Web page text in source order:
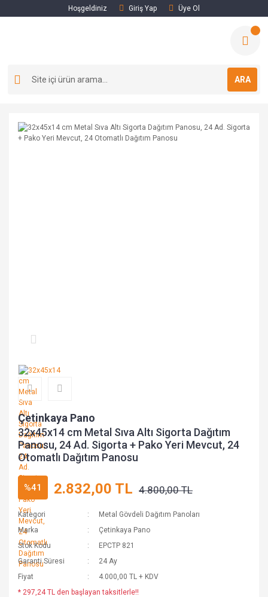
Hoşgeldiniz Giriş Yap Üye Ol
ARA
Çetinkaya Pano
32x45x14 cm Metal Sıva Altı Sigorta Dağıtım
Panosu, 24 Ad. Sigorta + Pako Yeri Mevcut, 24
Otomatlı Dağıtım Panosu
%41 2.832,00 TL 4.800,00 TL
Kategori
Metal Gövdeli Dağıtım Panoları
Marka
Çetinkaya Pano
Stok Kodu
EPCTP 821
Garanti Süresi
24 Ay
Fiyat
4.000,00 TL + KDV
* 297,24 TL den başlayan taksitlerle!!